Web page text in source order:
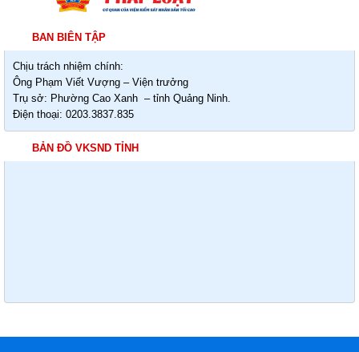
BAN BIÊN TẬP
Chịu trách nhiệm chính:
Ông Phạm Viết Vượng – Viện trưởng
Trụ sở: Phường Cao Xanh – tỉnh Quảng Ninh.
Điện thoại: 0203.3837.835
BẢN ĐỒ VKSND TỈNH